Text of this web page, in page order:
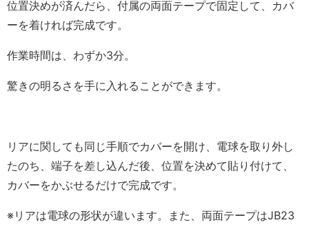
位置決めが済んだら、付属の両面テープで固定して、カバ
ーを着ければ完成です。
作業時間は、わずか3分。
驚きの明るさを手に入れることができます。
リアに関しても同じ手順でカバーを開け、電球を取り外し
たのち、端子を差し込んだ後、位置を決めて貼り付けて、
カバーをかぶせるだけで完成です。
※リアは電球の形状が違います。また、両面テープはJB23